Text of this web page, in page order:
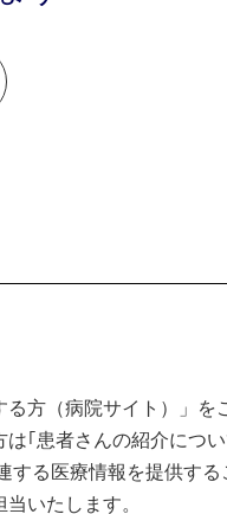
方（病院サイト）」を
｢患者さんの紹介につ
る医療情報を提供する
いたします。